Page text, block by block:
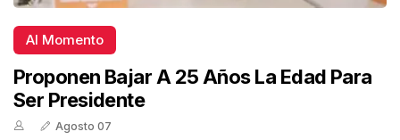
Al Momento
Proponen Bajar A 25 Años La Edad Para
Ser Presidente
Agosto 07